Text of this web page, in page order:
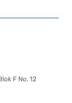
F No. 12